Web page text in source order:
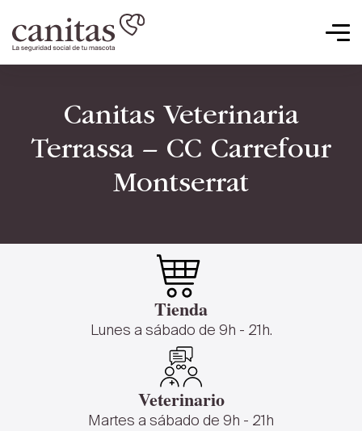
Canitas Veterinaria
Terrassa – CC Carrefour
Montserrat
Tienda
Lunes a sábado de 9h - 21h.
Veterinario
Martes a sábado de 9h - 21h